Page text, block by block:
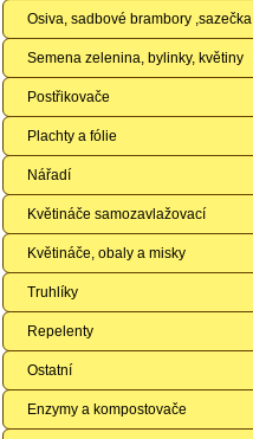
Osiva, sadbové brambory ,sazečka
Semena zelenina, bylinky, květiny
Postřikovače
Plachty a fólie
Nářadí
Květináče samozavlažovací
Květináče, obaly a misky
Truhlíky
Repelenty
Ostatní
Enzymy a kompostovače